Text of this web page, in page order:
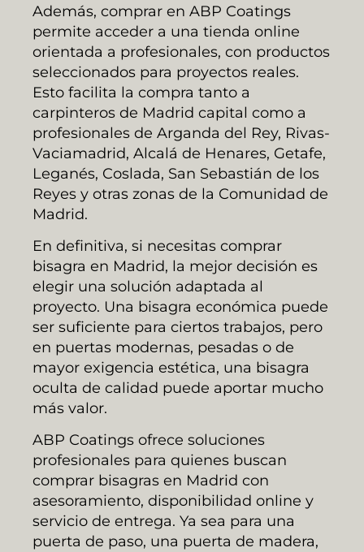
Además, comprar en ABP Coatings
permite acceder a una tienda online
orientada a profesionales, con productos
seleccionados para proyectos reales.
Esto facilita la compra tanto a
carpinteros de Madrid capital como a
profesionales de Arganda del Rey, Rivas-
Vaciamadrid, Alcalá de Henares, Getafe,
Leganés, Coslada, San Sebastián de los
Reyes y otras zonas de la Comunidad de
Madrid.
En definitiva, si necesitas comprar
bisagra en Madrid, la mejor decisión es
elegir una solución adaptada al
proyecto. Una bisagra económica puede
ser suficiente para ciertos trabajos, pero
en puertas modernas, pesadas o de
mayor exigencia estética, una bisagra
oculta de calidad puede aportar mucho
más valor.
ABP Coatings ofrece soluciones
profesionales para quienes buscan
comprar bisagras en Madrid con
asesoramiento, disponibilidad online y
servicio de entrega. Ya sea para una
puerta de paso, una puerta de madera,